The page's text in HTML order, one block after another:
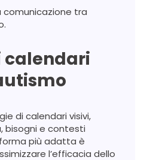
tra
calendari
di calendari visivi,
bisogni e contesti
più adatta è
l’efficacia dello